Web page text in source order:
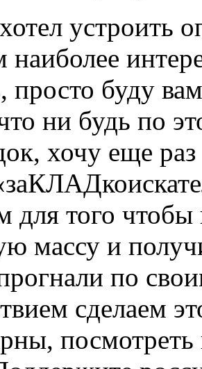
устроить
наиболее
просто буду
ни будь по
хочу еще раз
для того чтобы
массу и
по
сделаем